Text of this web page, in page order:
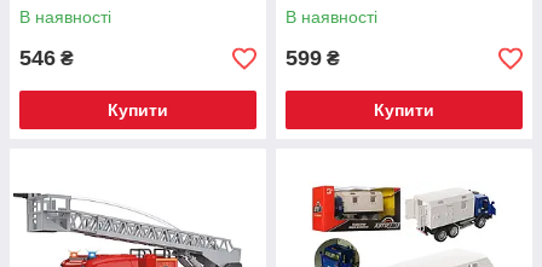
В наявності
546 ₴
Купити
В наявності
599 ₴
Купити